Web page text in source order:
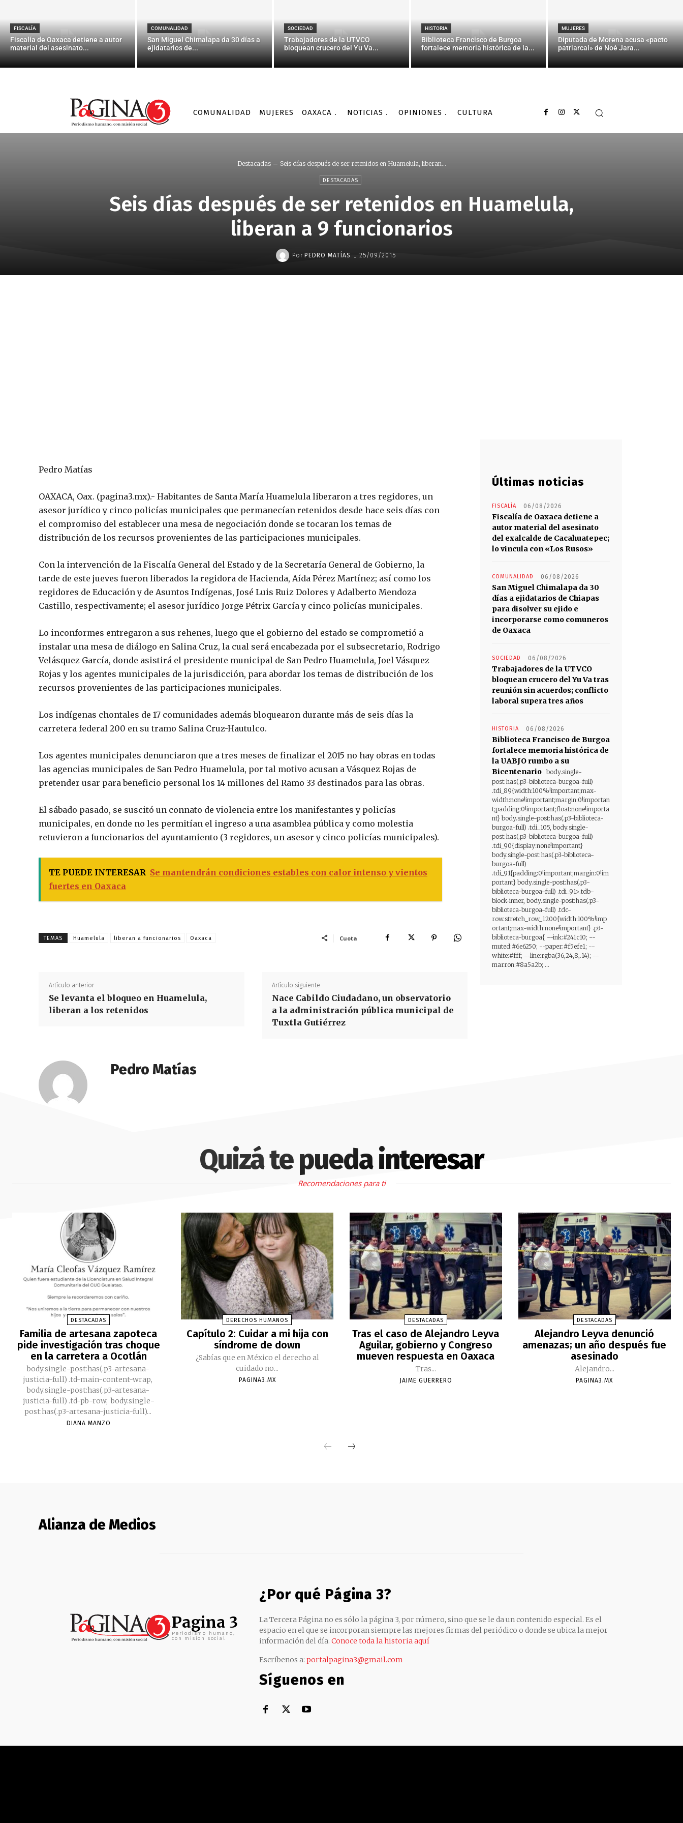
FISCALÍA
Fiscalía de Oaxaca detiene a autor
material del asesinato...
COMUNALIDAD
San Miguel Chimalapa da 30 días a
ejidatarios de...
SOCIEDAD
Trabajadores de la UTVCO
bloquean crucero del Yu Va...
HISTORIA
Biblioteca Francisco de Burgoa
fortalece memoria histórica de la...
MUJERES
Diputada de Morena acusa «pacto
patriarcal» de Noé Jara...
COMUNALIDAD MUJERES OAXACA NOTICIAS OPINIONES CULTURA
Destacadas Seis días después de ser retenidos en Huamelula, liberan...
DESTACADAS
Seis días después de ser retenidos en Huamelula,
liberan a 9 funcionarios
Por PEDRO MATÍAS - 25/09/2015
Pedro Matías
OAXACA, Oax. (pagina3.mx).- Habitantes de Santa María Huamelula liberaron a tres regidores, un
asesor jurídico y cinco policías municipales que permanecían retenidos desde hace seis días con
el compromiso del establecer una mesa de negociación donde se tocaran los temas de
distribución de los recursos provenientes de las participaciones municipales.
Con la intervención de la Fiscalía General del Estado y de la Secretaría General de Gobierno, la
tarde de este jueves fueron liberados la regidora de Hacienda, Aída Pérez Martínez; así como los
regidores de Educación y de Asuntos Indígenas, José Luis Ruiz Dolores y Adalberto Mendoza
Castillo, respectivamente; el asesor jurídico Jorge Pétrix García y cinco policías municipales.
Lo inconformes entregaron a sus rehenes, luego que el gobierno del estado se comprometió a
instalar una mesa de diálogo en Salina Cruz, la cual será encabezada por el subsecretario, Rodrigo
Velásquez García, donde asistirá el presidente municipal de San Pedro Huamelula, Joel Vásquez
Rojas y los agentes municipales de la jurisdicción, para abordar los temas de distribución de los
recursos provenientes de las participaciones municipales.
Los indígenas chontales de 17 comunidades además bloquearon durante más de seis días la
carretera federal 200 en su tramo Salina Cruz-Hautulco.
Los agentes municipales denunciaron que a tres meses de finalizar el 2015 no hay obras en todas
las agencias municipales de San Pedro Huamelula, por tal motivo acusan a Vásquez Rojas de
pretender usar para beneficio personal los 14 millones del Ramo 33 destinados para las obras.
El sábado pasado, se suscitó un connato de violencia entre los manifestantes y policías
municipales, en donde no les permitían el ingreso a una asamblea pública y como molestia
retuvieron a funcionarios del ayuntamiento (3 regidores, un asesor y cinco policías municipales).
TE PUEDE INTERESAR Se mantendrán condiciones estables con calor intenso y vientos
fuertes en Oaxaca
TEMAS Huamelula liberan a funcionarios Oaxaca Cuota
Artículo anterior
Se levanta el bloqueo en Huamelula,
liberan a los retenidos
Artículo siguiente
Nace Cabildo Ciudadano, un observatorio
a la administración pública municipal de
Tuxtla Gutiérrez
Pedro Matías
Últimas noticias
FISCALÍA 06/08/2026
Fiscalía de Oaxaca detiene a
autor material del asesinato
del exalcalde de Cacahuatepec;
lo vincula con «Los Rusos»
COMUNALIDAD 06/08/2026
San Miguel Chimalapa da 30
días a ejidatarios de Chiapas
para disolver su ejido e
incorporarse como comuneros
de Oaxaca
SOCIEDAD 06/08/2026
Trabajadores de la UTVCO
bloquean crucero del Yu Va tras
reunión sin acuerdos; conflicto
laboral supera tres años
HISTORIA 06/08/2026
Biblioteca Francisco de Burgoa
fortalece memoria histórica de
la UABJO rumbo a su
Bicentenario body.single-
post:has(.p3-biblioteca-burgoa-full)
.tdi_89{width:100%!important;max-
width:none!important;margin:0!importan
t;padding:0!important;float:none!importa
nt} body.single-post:has(.p3-biblioteca-
burgoa-full) .tdi_105, body.single-
post:has(.p3-biblioteca-burgoa-full)
.tdi_90{display:none!important}
body.single-post:has(.p3-biblioteca-
burgoa-full)
.tdi_91{padding:0!important;margin:0!im
portant} body.single-post:has(.p3-
biblioteca-burgoa-full) .tdi_91>.tdb-
block-inner, body.single-post:has(.p3-
biblioteca-burgoa-full) .tdc-
row.stretch_row_1200{width:100%!imp
ortant;max-width:none!important} .p3-
biblioteca-burgoa{ --ink:#241c10; --
muted:#6e6250; --paper:#f5efe1; --
white:#fff; --line:rgba(36,24,8,.14); --
marron:#8a5a2b; ...
Quizá te pueda interesar
Recomendaciones para ti
DESTACADAS
Familia de artesana zapoteca
pide investigación tras choque
en la carretera a Ocotlán
body.single-post:has(.p3-artesana-
justicia-full) .td-main-content-wrap,
body.single-post:has(.p3-artesana-
justicia-full) .td-pb-row, body.single-
post:has(.p3-artesana-justicia-full)...
DIANA MANZO
DERECHOS HUMANOS
Capítulo 2: Cuidar a mi hija con
síndrome de down
¿Sabías que en México el derecho al
cuidado no...
PAGINA3.MX
DESTACADAS
Tras el caso de Alejandro Leyva
Aguilar, gobierno y Congreso
mueven respuesta en Oaxaca
Tras...
JAIME GUERRERO
DESTACADAS
Alejandro Leyva denunció
amenazas; un año después fue
asesinado
Alejandro...
PAGINA3.MX
Alianza de Medios
Pagina 3
Periodismo humano,
con mision social
¿Por qué Página 3?
La Tercera Página no es sólo la página 3, por número, sino que se le da un contenido especial. Es el
espacio en el que se incorporan siempre las mejores firmas del periódico o donde se ubica la mejor
información del día. Conoce toda la historia aquí
Escríbenos a: portalpagina3@gmail.com
Síguenos en